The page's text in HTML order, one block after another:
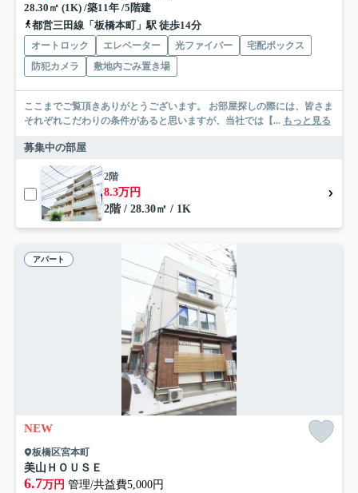
28.30㎡ (1K) /築11年 /5階建
都営三田線「板橋本町」駅 徒歩14分
オートロック エレベーター 光ファイバー
宅配ボックス
防犯カメラ
敷地内ごみ置き場
ここまでご覧頂きありがとうございます。 お部屋探しの際には、皆さま
それぞれこだわりの条件があると思いますが、当社では【... もっと見る
募集中の部屋
2階
8.3万円
2階 / 28.30㎡ / 1K
アパート
NEW
板橋区宮本町
美山ＨＯＵＳＥ
6.7万円 管理/共益費5,000円